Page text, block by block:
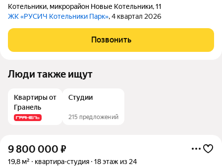
Котельники, микрорайон Новые Котельники,11
ЖК «РУСИЧ Котельники Парк», 4 квартал 2026
Позвонить
Люди также ищут
Квартиры от
Гранель
Студии
215 предложений
9 800 000 ₽
19,8 м² квартира-студия 18 этаж из 24